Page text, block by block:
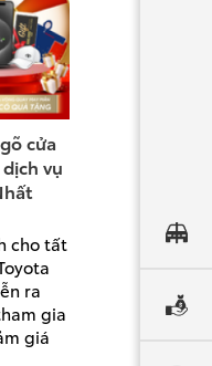
cửa
vụ
cho tất
ra
gia
giá